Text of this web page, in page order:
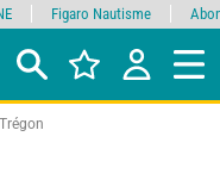
Trégon
Figaro Nautisme